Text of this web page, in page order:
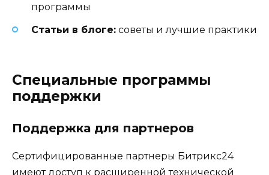
программы
Статьи в блоге: советы и лучшие практики
Специальные программы
поддержки
Поддержка для партнеров
Сертифицированные партнеры Битрикс24
имеют доступ к расширенной технической